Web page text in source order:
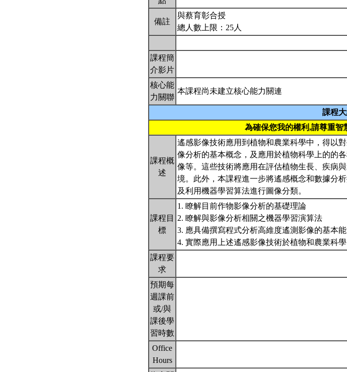
備註
與蔡育彰合授
總人數上限：25人
課程簡
介影片
核心能
力關聯
本課程尚未建立核心能力關連
課程
為確保您我的權利,請尊重
課程概
述
遙感影像技術應用到植物和農業科學中，得以
像分析的基本概念，及應用於植物科學上的的
像等。這些技術將應用在評估植物生長、疾病
境。此外，本課程進一步將遙感概念和數據分
及利用機器學習算法進行圖像分類。
課程目
標
1. 瞭解目前作物影像分析的基礎理論
2. 瞭解與影像分析相關之機器學習演算法
3. 應具備撰寫程式分析高維度遙測影像的基本能
4. 實際應用上述遙感影像技術於植物和農業科學
課程要
求
預期每
週課前
或/與
課後學
習時數
Office
Hours